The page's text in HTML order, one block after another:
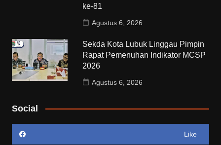
ke-81
Agustus 6, 2026
Sekda Kota Lubuk Linggau Pimpin
Rapat Pemenuhan Indikator MCSP
2026
Agustus 6, 2026
Social
Like